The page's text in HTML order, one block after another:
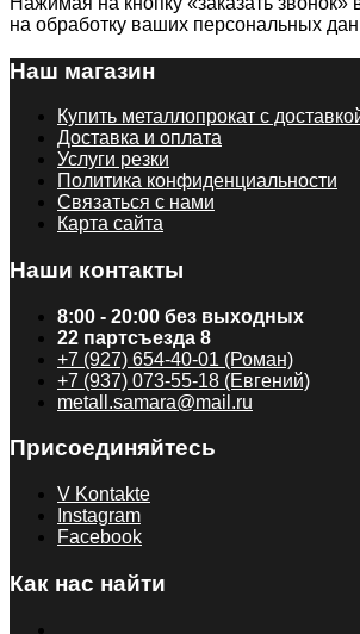
на обработку ваших персональных
Наш магазин
Купить металлопрокат с
Доставка и оплата
Услуги резки
Политика конфиденциальности
Связаться с нами
Карта сайта
Наши контакты
8:00 - 20:00 без выходных
22 партсъезда 8
+7 (927) 654-40-01 (Роман)
+7 (937) 073-55-18 (Евгений)
metall.samara@mail.ru
Присоединяйтесь
V Kontakte
Instagram
Facebook
Как нас найти